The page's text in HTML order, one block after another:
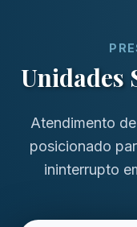
Unidades
Atendimento
posicionado
ininterrupto